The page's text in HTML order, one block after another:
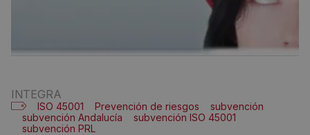
INTEGRA
ISO 45001 Prevención de riesgos
subvención
subvención Andalucía
subvención ISO 45001
subvención PRL